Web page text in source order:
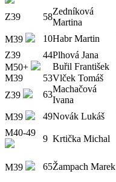
Z39 58
Zedníková
Martina
M39 10Habr Martin
Z39
44Plhová Jana
M50+
Buřil František
M39
53Vlček Tomáš
Z39
63
Machačová
Ivana
M39 49Novák Lukáš
M40-49
9 Krtička Michal
M39 65Žampach Marek